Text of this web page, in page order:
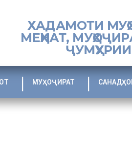
ХАДАМОТИ
МЕҲНАТ,
МУҲОҶИРАТ